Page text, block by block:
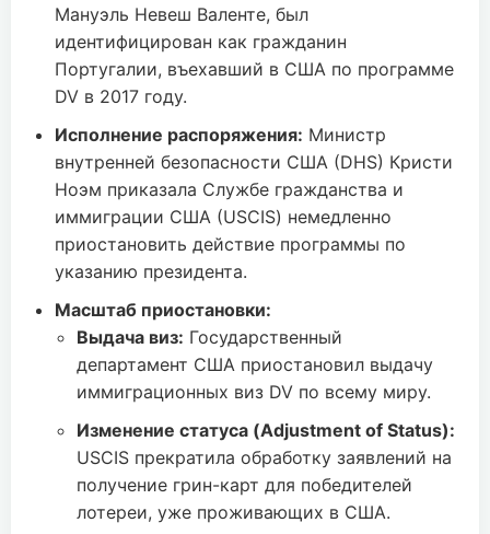
Мануэль Невеш Валенте, был
идентифицирован как гражданин
Португалии, въехавший в США по программе
DV в 2017 году.
Исполнение распоряжения: Министр
внутренней безопасности США (DHS) Кристи
Ноэм приказала Службе гражданства и
иммиграции США (USCIS) немедленно
приостановить действие программы по
указанию президента.
Масштаб приостановки:
Выдача виз: Государственный
департамент США приостановил выдачу
иммиграционных виз DV по всему миру.
Изменение статуса (Adjustment of Status):
USCIS прекратила обработку заявлений на
получение грин-карт для победителей
лотереи, уже проживающих в США.